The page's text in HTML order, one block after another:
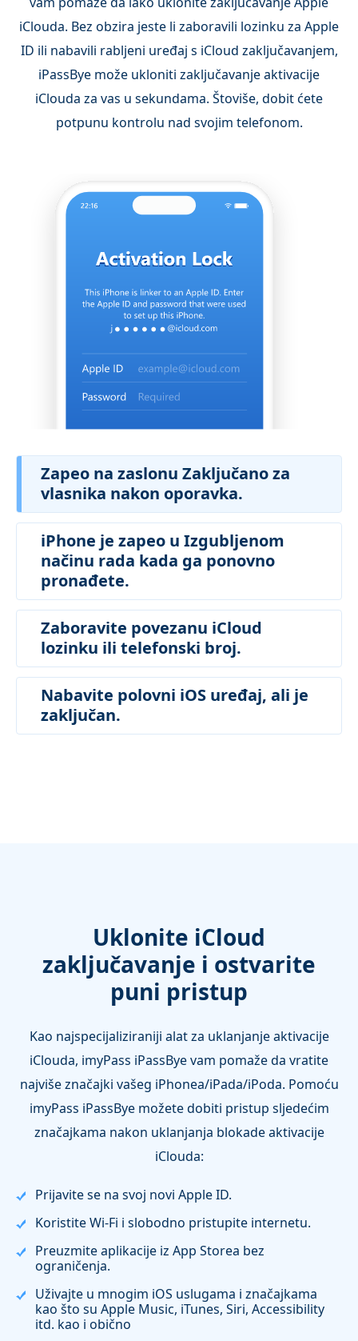
iClouda. Bez obzira jeste li zaboravili lozinku za Apple
ID ili nabavili rabljeni uređaj s iCloud zaključavanjem,
iPassBye može ukloniti zaključavanje aktivacije
iClouda za vas u sekundama. Štoviše, dobit ćete
potpunu kontrolu nad svojim telefonom.
Zapeo na zaslonu Zaključano za
vlasnika nakon oporavka.
iPhone je zapeo u Izgubljenom
načinu rada kada ga ponovno
pronađete.
Zaboravite povezanu iCloud
lozinku ili telefonski broj.
Nabavite polovni iOS uređaj, ali je
zaključan.
Uklonite iCloud
zaključavanje i ostvarite
puni pristup
Kao najspecijaliziraniji alat za uklanjanje aktivacije
iClouda, imyPass iPassBye vam pomaže da vratite
najviše značajki vašeg iPhonea/iPada/iPoda. Pomoću
imyPass iPassBye možete dobiti pristup sljedećim
značajkama nakon uklanjanja blokade aktivacije
iClouda:
Prijavite se na svoj novi Apple ID.
Koristite Wi-Fi i slobodno pristupite internetu.
Preuzmite aplikacije iz App Storea bez
ograničenja.
Uživajte u mnogim iOS uslugama i značajkama
kao što su Apple Music, iTunes, Siri, Accessibility
itd. kao i obično